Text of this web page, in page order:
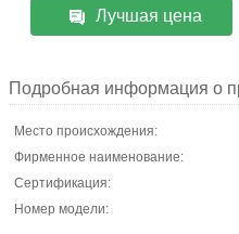
Лучшая цена
Подробная информация о
Место происхождения:
Фирменное наименование:
Сертификация:
Номер модели: